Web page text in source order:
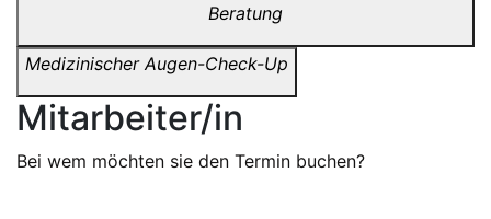
Beratung
Medizinischer Augen-Check-Up
Mitarbeiter/in
Bei wem möchten sie den Termin buchen?